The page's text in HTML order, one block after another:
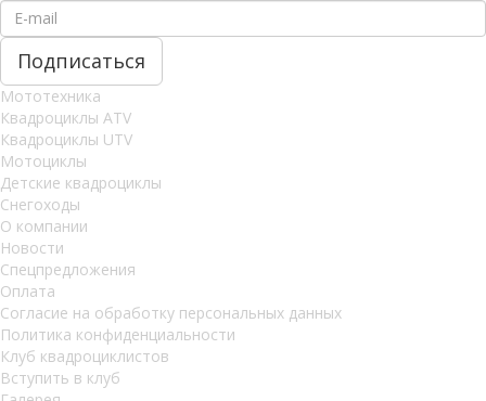
Мототехника
Квадроциклы ATV
Квадроциклы UTV
Мотоциклы
Детские квадроциклы
Снегоходы
О компании
Новости
Спецпредложения
Оплата
Согласие на обработку персональных данных
Политика конфиденциальности
Клуб квадроциклистов
Вступить в клуб